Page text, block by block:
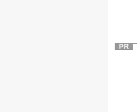
PR